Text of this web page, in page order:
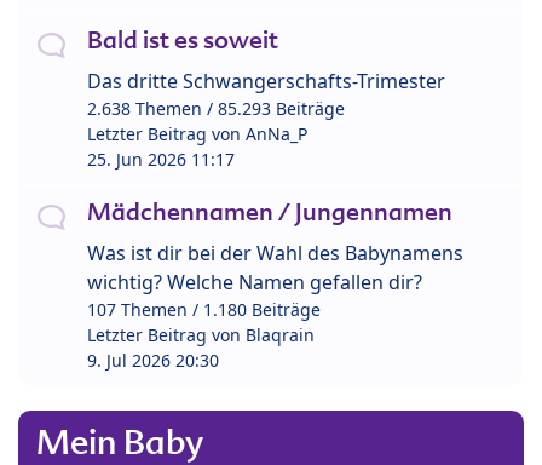
Bald ist es soweit
Das dritte Schwangerschafts-Trimester
2.638 Themen / 85.293 Beiträge
Letzter Beitrag von AnNa_P
25. Jun 2026 11:17
Mädchennamen / Jungennamen
Was ist dir bei der Wahl des Babynamens
wichtig? Welche Namen gefallen dir?
107 Themen / 1.180 Beiträge
Letzter Beitrag von Blaqrain
9. Jul 2026 20:30
Mein Baby